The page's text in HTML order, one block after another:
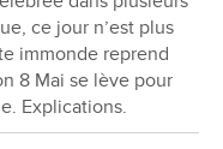
ce jour n’est plus
immonde reprend
8 Mai se lève pour
Explications.